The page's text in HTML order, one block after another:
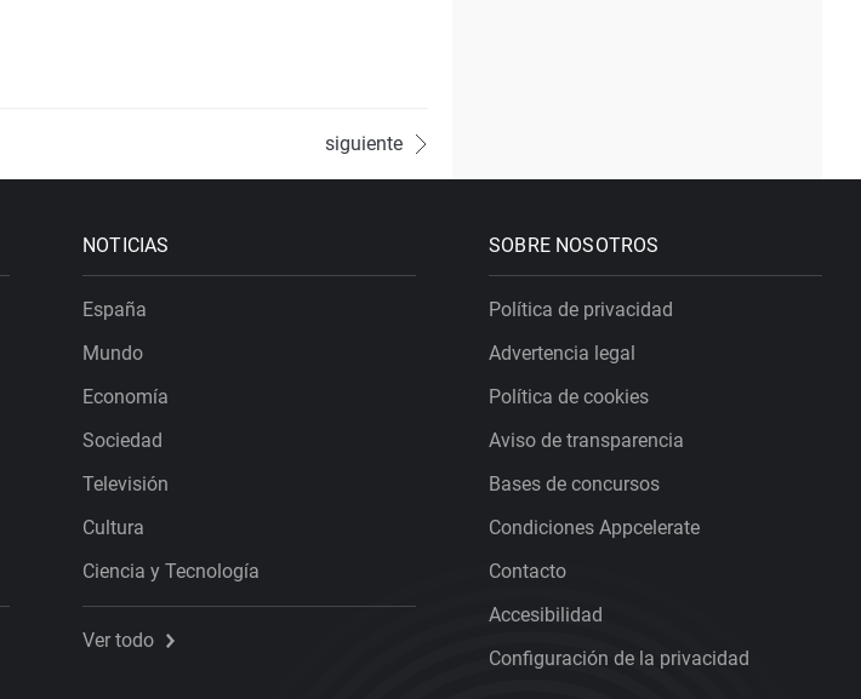
siguiente
NOTICIAS
España
Mundo
Economía
Sociedad
Televisión
Cultura
Ciencia y Tecnología
Ver todo
SOBRE NOSOTROS
Política de privacidad
Advertencia legal
Política de cookies
Aviso de transparencia
Bases de concursos
Condiciones Appcelerate
Contacto
Accesibilidad
Configuración de la privacidad